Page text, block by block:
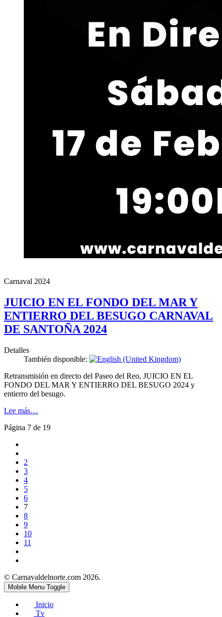
Carnaval 2024
JUICIO EN EL FONDO DEL MAR Y
ENTIERRO DEL BESUGO CARNAVAL
DE SANTOÑA 2024
Detalles
También disponible:
Retransmisión en directo del Paseo del Reo, JUICIO EN EL
FONDO DEL MAR Y ENTIERRO DEL BESUGO 2024 y
entierro del besugo.
Lee más…
Página 7 de 19
2
3
4
5
6
7
8
9
10
11
© Carnavaldelnorte.com 2026.
Mobile Menu Toggle
Inicio
Tv